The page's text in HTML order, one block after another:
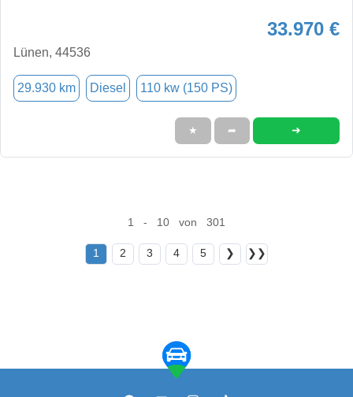
33.970 €
Lünen, 44536
29.930 km Diesel 110 kw (150 PS)
★ ➦ ➜
1 - 10 von 301
1 2 3 4 5 ❯ ❯❯